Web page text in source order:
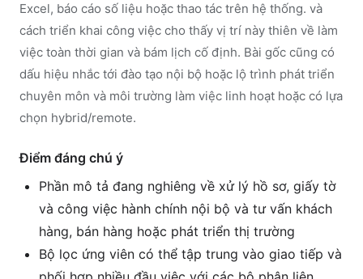
Excel, báo cáo số liệu hoặc thao tác trên hệ thống. và
cách triển khai công việc cho thấy vị trí này thiên về làm
việc toàn thời gian và bám lịch cố định. Bài gốc cũng có
dấu hiệu nhắc tới đào tạo nội bộ hoặc lộ trình phát triển
chuyên môn và môi trường làm việc linh hoạt hoặc có lựa
chọn hybrid/remote.
Điểm đáng chú ý
Phần mô tả đang nghiêng về xử lý hồ sơ, giấy tờ
và công việc hành chính nội bộ và tư vấn khách
hàng, bán hàng hoặc phát triển thị trường
Bộ lọc ứng viên có thể tập trung vào giao tiếp và